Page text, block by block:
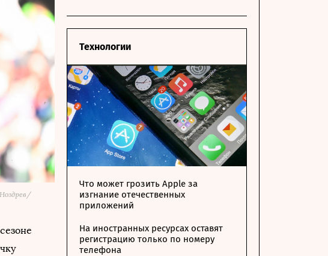
Технологии
Что может грозить Apple за
изгнание отечественных
приложений
На иностранных ресурсах оставят
регистрацию только по номеру
телефона